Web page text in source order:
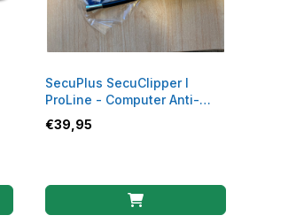
SecuPlus SecuClipper I
ProLine - Computer Anti-
diefstal Slot
€39,95